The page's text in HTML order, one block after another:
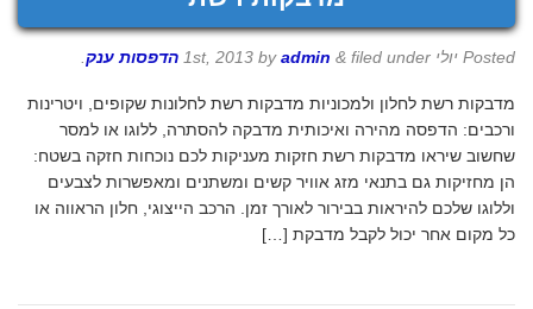
Posted יולי 1st, 2013 byadmin & filed under הדפסות ענק
מדבקות רשת לחלון ולמכוניות מדבקות רשת לחלונות שקופים, ויטרינות
ורכבים: הדפסה מהירה ואיכותית מדבקה להסתרה, ללוגו או למסר
שחשוב שיראו מדבקות רשת חזקות מעניקות לכם נוכחות חזקה בשטח:
הן מחזיקות גם בתנאי מזג אוויר קשים ומשתנים ומאפשרות לצבעים
וללוגו שלכם להיראות בבירור לאורך זמן. הרכב הייצוגי, חלון הראווה או
כל מקום אחר יכול לקבל מדבקת […]